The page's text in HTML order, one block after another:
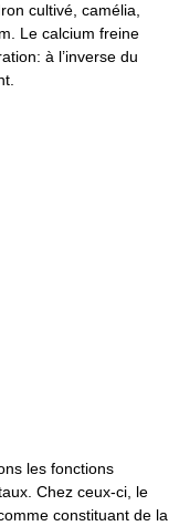
cultivé, camélia,
Le calcium freine
à l’inverse du
les fonctions
Chez ceux-ci, le
constituant de la